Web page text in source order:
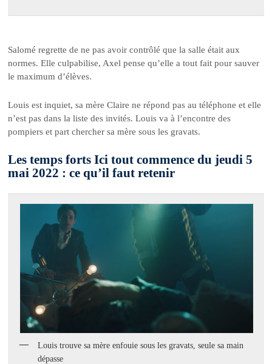
Salomé regrette de ne pas avoir contrôlé que la salle était aux
normes. Elle culpabilise, Axel pense qu’elle a tout fait pour sauver
le maximum d’élèves.
Louis est inquiet, sa mère Claire ne répond pas au téléphone et elle
n’est pas dans la liste des invités. Louis va à l’encontre des
pompiers et part chercher sa mère sous les gravats.
Les temps forts Ici tout commence du jeudi 5
mai 2022 : ce qu’il faut retenir
Louis trouve sa mère enfouie sous les gravats, seule sa main
dépasse